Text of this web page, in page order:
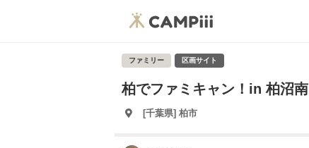
ファミリー 区画サイト
柏でファミキャン！in 柏沼南
[千葉県] 柏市